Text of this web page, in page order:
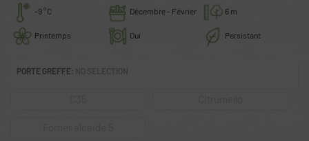
-9 °C Décembre - Février 6 m
Printemps Oui Persistant
PORTE GREFFE: